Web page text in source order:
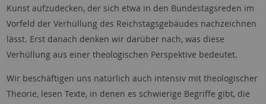
Kunst aufzudecken, der sich etwa in den Bundestagsreden im
Vorfeld der Verhüllung des Reichstagsgebäudes nachzeichnen
lässt. Erst danach denken wir darüber nach, was diese
Verhüllung aus einer theologischen Perspektive bedeutet.
Wir beschäftigen uns natürlich auch intensiv mit theologischer
Theorie, lesen Texte, in denen es schwierige Begriffe gibt, die